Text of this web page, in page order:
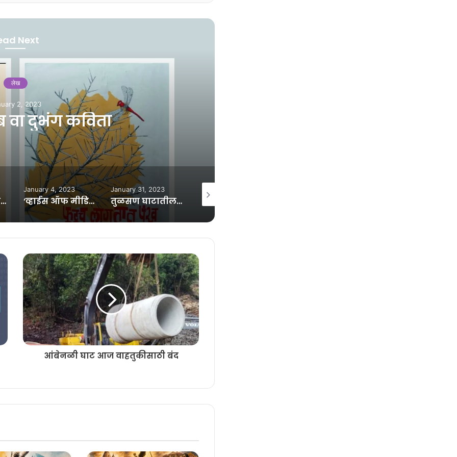
Next
लेख
2, 2023
दुभंग कविता
‘लिटिल मिलेनियम’च्या ‘द जंगल बुक’ने केले सगळ्यांना अचंबित…
January 4, 2023
‘व्हाईस ऑफ मीडिया’ संघटनेची सातारा कार्यकारणी जाहीर
January 31, 2023
तुळसण घाटातील ‘त्या’ दरोडेखोरांना ७२ तासांत अटक
आंबेनळी घाट आज वाहतुकीसाठी बंद